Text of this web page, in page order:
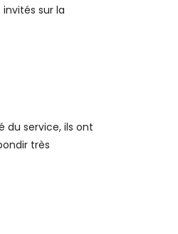
sur la
du service, ils ont
très